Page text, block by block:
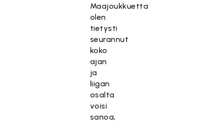
Maajoukkuetta
olen
tietysti
seurannut
koko
ajan
ja
liigan
osalta
voisi
sanoa,